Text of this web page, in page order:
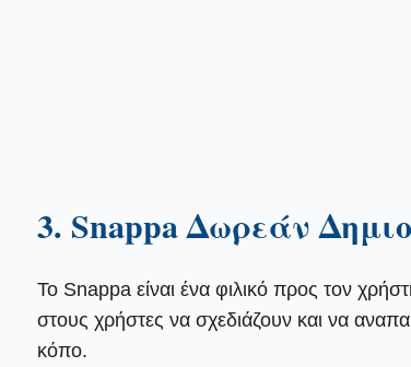
3. Snappa Δωρεάν
Το Snappa είναι ένα φιλικό προς τον
στους χρήστες να σχεδιάζουν και να
κόπο.